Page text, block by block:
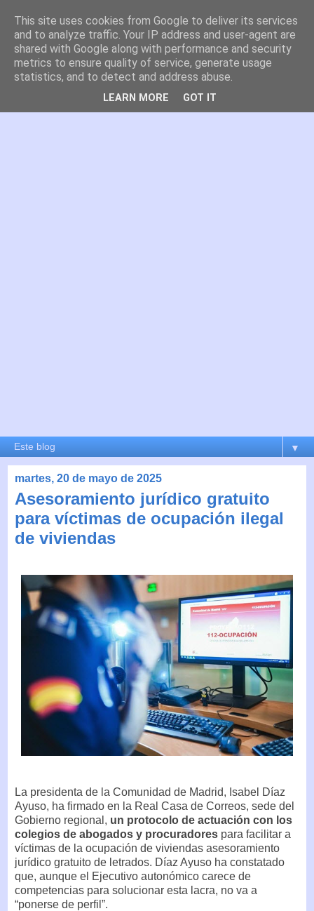
es por madrid
El blog de Madrid y su actualidad, proyectos, transporte,
movilidad, arquitectura, participación, medio ambiente,
educación, empleo, ...
▼
martes, 20 de mayo de 2025
Asesoramiento jurídico gratuito
para víctimas de ocupación ilegal
de viviendas
La presidenta de la Comunidad de Madrid, Isabel Díaz
Ayuso, ha firmado en la Real Casa de Correos, sede del
Gobierno regional, un protocolo de actuación con los
colegios de abogados y procuradores para facilitar a
víctimas de la ocupación de viviendas asesoramiento
jurídico gratuito de letrados. Díaz Ayuso ha constatado
que, aunque el Ejecutivo autonómico carece de
competencias para solucionar esta lacra, no va a
“ponerse de perfil”.
This site uses cookies from Google to deliver its services
and to analyze traffic. Your IP address and user-agent are
shared with Google along with performance and security
metrics to ensure quality of service, generate usage
statistics, and to detect and address abuse.
LEARN MORE GOT IT